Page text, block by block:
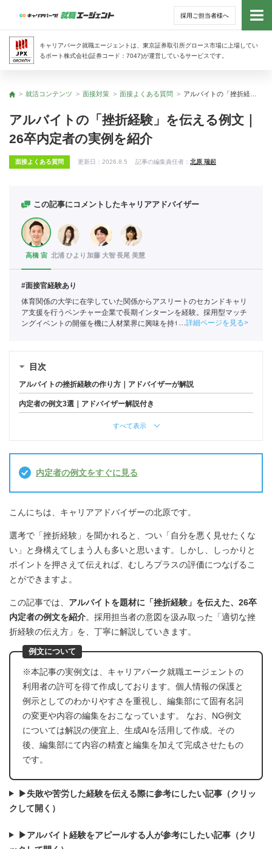
採用ご担当者様へ
キャリアパーク就職エージェントは、東京証券取引所グロース市場に上場してい
るポート株式会社(証券コード：7047)が運営しているサービスです。
トッ
トップ
就活コンテンツ 面接対策 面接よくある質問
アルバイトの「挫折経験」を伝える例文｜
26卒内定者の実例を紹介
面接よくある質問 更新日： 2026.8.5 記事の編集責任者： 北原 瑞起
この記事にコメントしたキャリアアドバイザー
高橋 宙 北浦 ひより 加藤 大智長尾 美慧
#面接官経験あり
体育関係の大学に在学していた関係からアスリートのセカンドキャリ
ア支援を行うベンチャー企業で長期インターンを経験。採用型マッチ
ングイベントの開催を機に人材業界に興味を持ち始め、ポートに新卒
詳細ページを見る
目次
アルバイトの挫折経験の作り方｜アドバイザーが解説
内定者の例文3選｜アドバイザー解説付き
すべて表示
内定者の例文をすぐに見る
こんにちは、キャリアアドバイザーの北原です。
選考で「挫折経験」を聞かれると、つい「自分を悪く見せたくな
い」と身構えてしまう人も多いと思います。しかし、しっかりと
ポイントを押さえて伝えれば、むしろプラスの評価につなげるこ
とができますよ。
この記事では、 アルバイトを題材に「挫折経験」を伝えた、26卒
内定者の例文を紹介。採用担当者の意図を汲み取った「適切な挫
折経験の伝え方」を、丁寧に解説していきます。
例文について
※本記事の実例文は、キャリアパーク就職エージェントの
利用者の許可を得て作成しております。個人情報の保護と
例示としてのわかりやすさを重視し、編集部にて固有名詞
の変更や内容の編集をおこなっています。 なお、NG例文
については解説の便宜上、生成AIを活用して作成。その
後、編集部にて内容の精査と編集を加えて完成させたもの
です。
▶失敗や苦労した経験を伝える際に参考にしたい記事（クリッ
クして開く）
▶アルバイト経験をアピールする人が参考にしたい記事（クリ